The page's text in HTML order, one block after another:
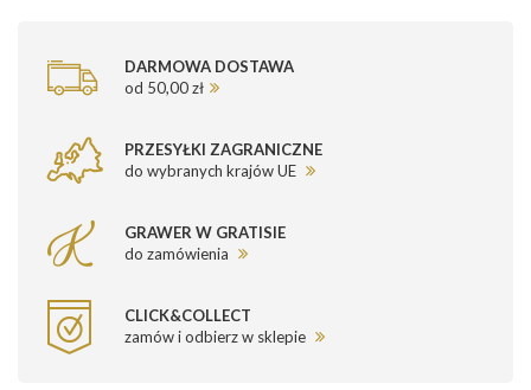
DARMOWA DOSTAWA
od 50,00 zł
PRZESYŁKI ZAGRANICZNE
do wybranych krajów UE
GRAWER W GRATISIE
do zamówienia
CLICK&COLLECT
zamów i odbierz w sklepie